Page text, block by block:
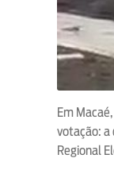
Em
votação: a
Regional